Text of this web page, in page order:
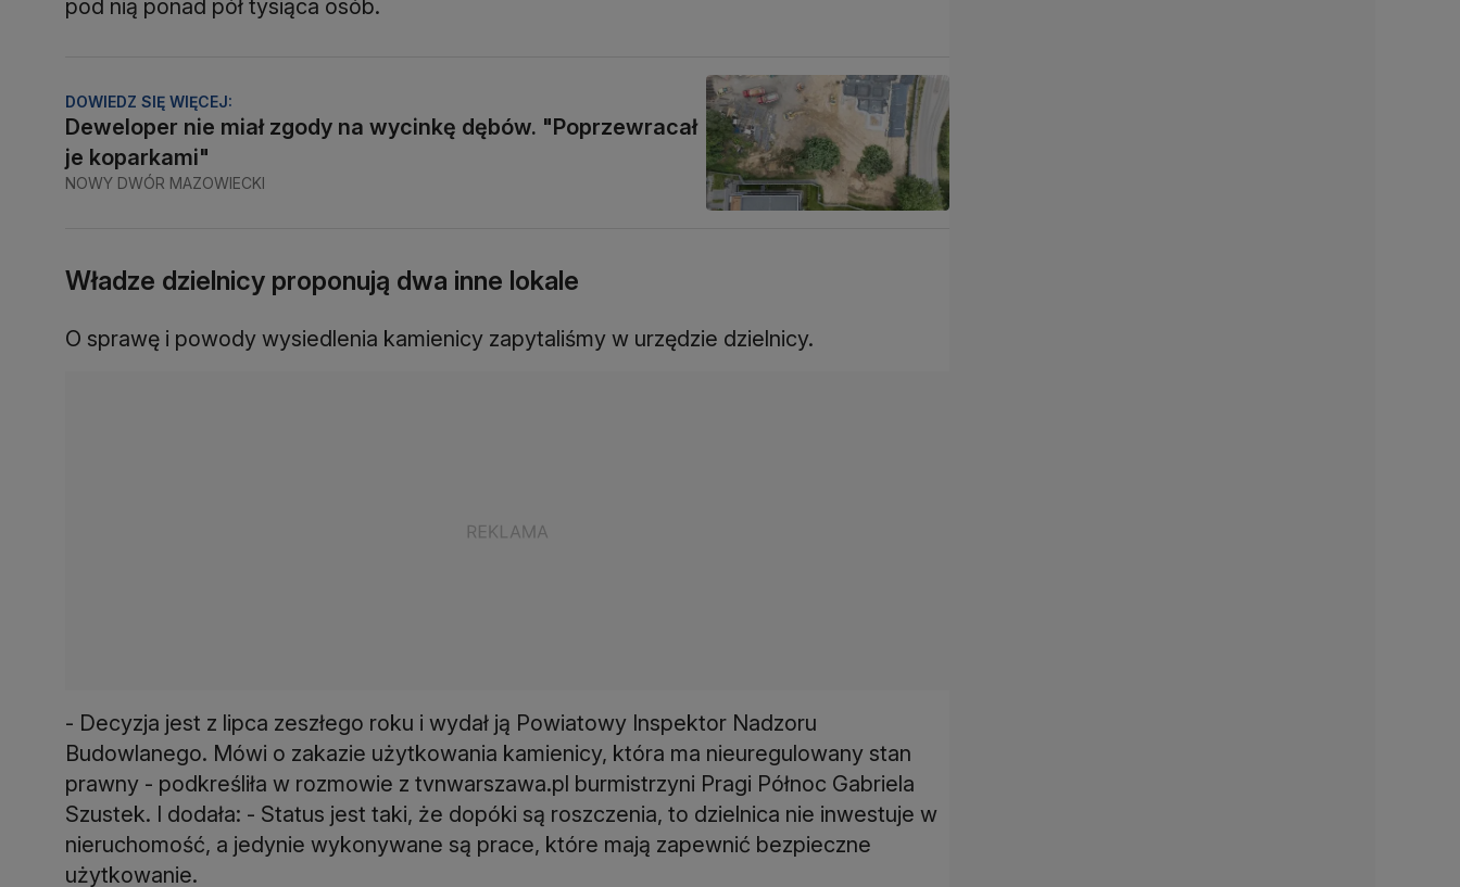
pod nią ponad pół tysiąca osób.
DOWIEDZ SIĘ WIĘCEJ:
Deweloper nie miał zgody na wycinkę dębów. "Poprzewracał
je koparkami"
NOWY DWÓR MAZOWIECKI
Władze dzielnicy proponują dwa inne lokale
O sprawę i powody wysiedlenia kamienicy zapytaliśmy w urzędzie dzielnicy.
- Decyzja jest z lipca zeszłego roku i wydał ją Powiatowy Inspektor Nadzoru
Budowlanego. Mówi o zakazie użytkowania kamienicy, która ma nieuregulowany stan
prawny - podkreśliła w rozmowie z tvnwarszawa.pl burmistrzyni Pragi Północ Gabriela
Szustek. I dodała: - Status jest taki, że dopóki są roszczenia, to dzielnica nie inwestuje w
nieruchomość, a jedynie wykonywane są prace, które mają zapewnić bezpieczne
użytkowanie.